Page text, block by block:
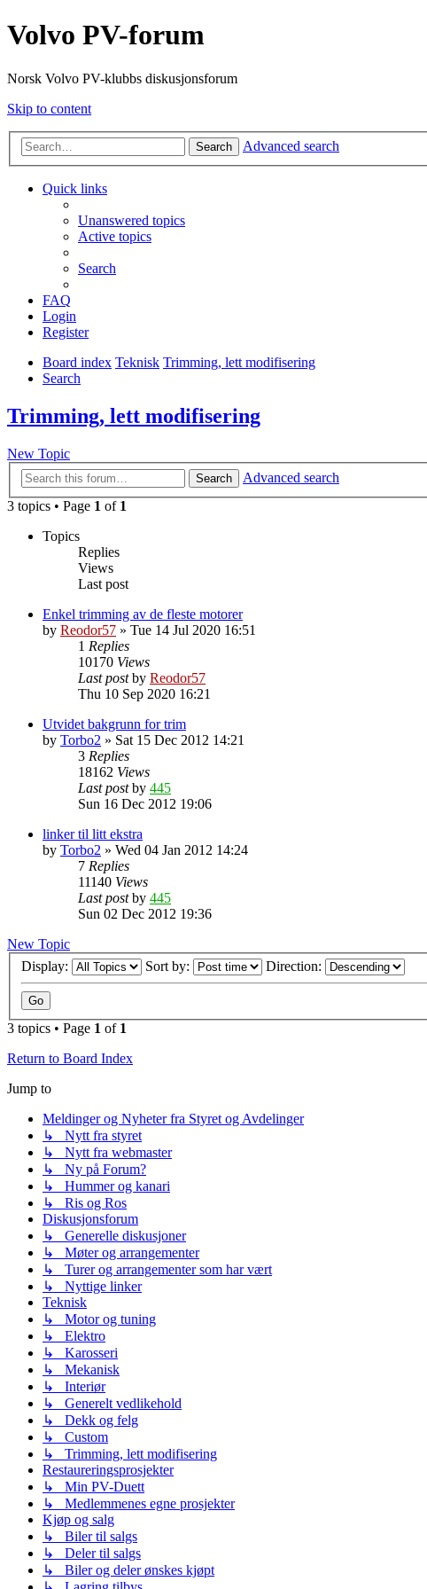
Volvo PV-forum
Norsk Volvo PV-klubbs diskusjonsforum
Skip to content
Search Advanced search
Quick links
Unanswered topics
Active topics
Search
FAQ
Login
Register
Board index Teknisk Trimming, lett modifisering
Search
Trimming, lett modifisering
New Topic
Search
Advanced search
3 topics • Page 1 of 1
Topics
Replies
Views
Last post
Enkel trimming av de fleste motorer
by Reodor57 » Tue 14 Jul 2020 16:51
1 Replies
10170 Views
Last postby Reodor57
Thu 10 Sep 2020 16:21
Utvidet bakgrunn for trim
by Torbo2 » Sat 15 Dec 2012 14:21
3 Replies
18162 Views
Last postby 445
Sun 16 Dec 2012 19:06
linker til litt ekstra
by Torbo2 » Wed 04 Jan 2012 14:24
7 Replies
11140 Views
Last postby 445
Sun 02 Dec 2012 19:36
New Topic
Display:
Sort by: Direction:
3 topics • Page 1 of 1
Return to Board Index
Jump to
Meldinger og Nyheter fra Styret og Avdelinger
↳ Nytt fra styret
↳ Nytt fra webmaster
↳ Ny på Forum?
↳ Hummer og kanari
↳ Ris og Ros
Diskusjonsforum
↳ Generelle diskusjoner
↳ Møter og arrangementer
↳ Turer og arrangementer som har vært
↳ Nyttige linker
Teknisk
↳ Motor og tuning
↳ Elektro
↳ Karosseri
↳ Mekanisk
↳ Interiør
↳ Generelt vedlikehold
↳ Dekk og felg
↳ Custom
↳ Trimming, lett modifisering
Restaureringsprosjekter
↳ Min PV-Duett
↳ Medlemmenes egne prosjekter
Kjøp og salg
↳ Biler til salgs
↳ Deler til salgs
↳ Biler og deler ønskes kjøpt